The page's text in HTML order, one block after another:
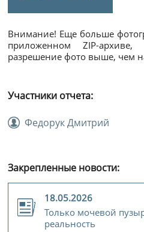
Внимание! Еще больше
приложенном ZIP-
разрешение фото выше, чем
Участники отчета:
Федорук Дмитрий
Закрепленные новости:
18.05.2026
Только мочевой
реальность